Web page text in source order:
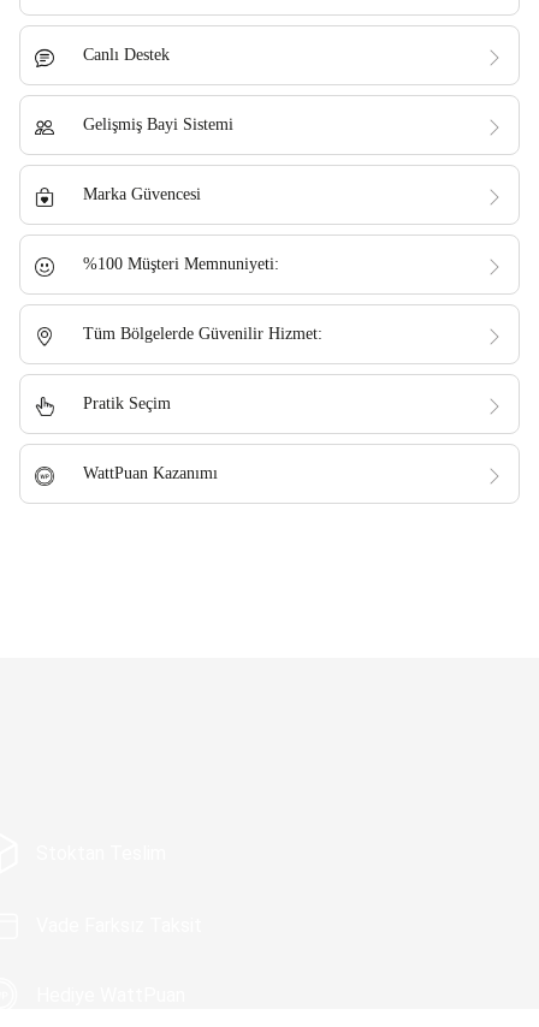
Canlı Destek
Gelişmiş Bayi Sistemi
Marka Güvencesi
%100 Müşteri Memnuniyeti:
Tüm Bölgelerde Güvenilir Hizmet:
Pratik Seçim
WattPuan Kazanımı